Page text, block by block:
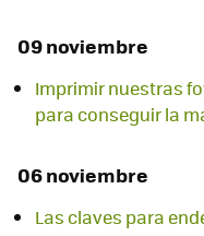
09 noviembre
Imprimir nuestras
para conseguir la
06 noviembre
Las claves para